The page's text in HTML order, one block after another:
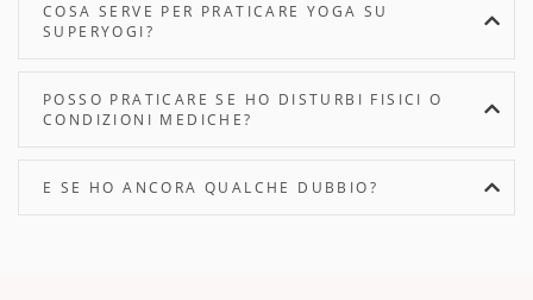
COSA SERVE PER PRATICARE YOGA SU
SUPERYOGI?
POSSO PRATICARE SE HO DISTURBI FISICI O
CONDIZIONI MEDICHE?
E SE HO ANCORA QUALCHE DUBBIO?